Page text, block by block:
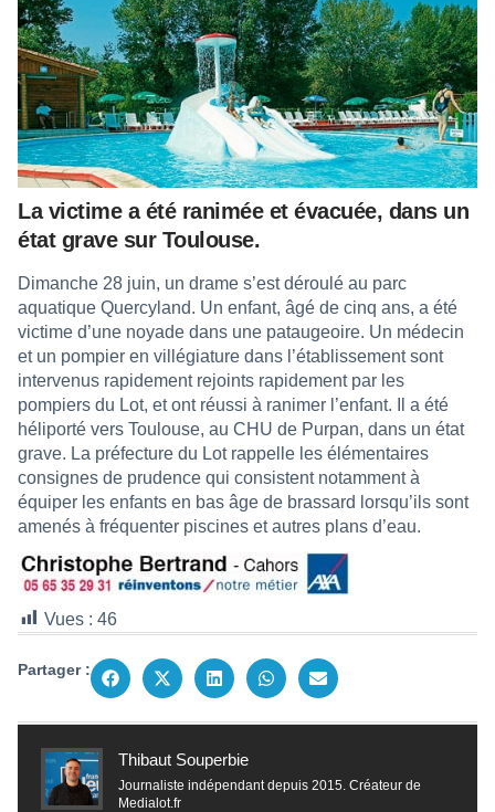
La victime a été ranimée et évacuée, dans un
état grave sur Toulouse.
Dimanche 28 juin, un drame s’est déroulé au parc
aquatique Quercyland. Un enfant, âgé de cinq ans, a été
victime d’une noyade dans une pataugeoire. Un médecin
et un pompier en villégiature dans l’établissement sont
intervenus rapidement rejoints rapidement par les
pompiers du Lot, et ont réussi à ranimer l’enfant. Il a été
héliporté vers Toulouse, au CHU de Purpan, dans un état
grave. La préfecture du Lot rappelle les élémentaires
consignes de prudence qui consistent notamment à
équiper les enfants en bas âge de brassard lorsqu’ils sont
amenés à fréquenter piscines et autres plans d’eau.
Vues : 46
Partager :
Thibaut Souperbie
Journaliste indépendant depuis 2015. Créateur de
Medialot.fr